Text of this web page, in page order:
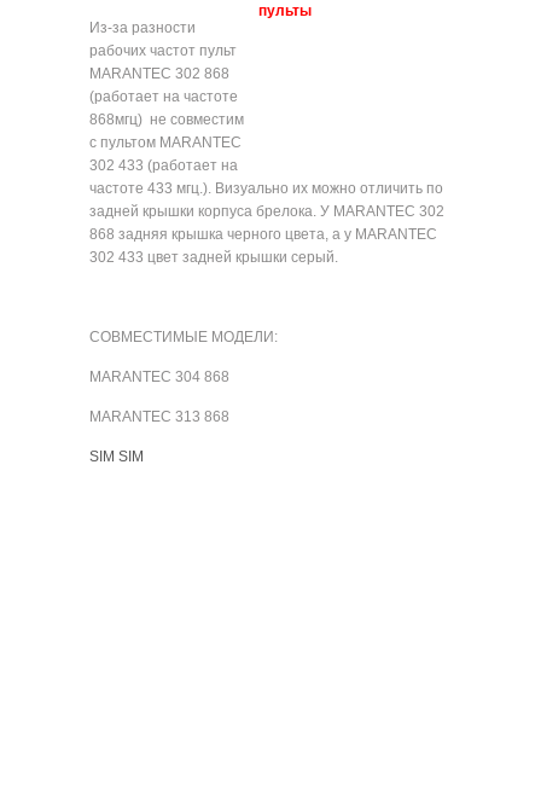
Из-за разности
рабочих частот пульт
MARANTEC 302 868
(работает на частоте
868мгц) не совместим
с пультом MARANTEC
302 433 (работает на
частоте 433 мгц.). Визуально их можно отличить по
задней крышки корпуса брелока. У MARANTEC 302
868 задняя крышка черного цвета, а у MARANTEC
302 433 цвет задней крышки серый.
СОВМЕСТИМЫЕ МОДЕЛИ:
MARANTEC 304 868
MARANTEC 313 868
SIM SIM